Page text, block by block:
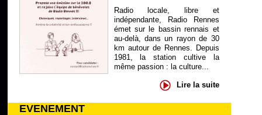
Radio locale, libre et
indépendante, Radio Rennes
émet sur le bassin rennais et
au-delà, dans un rayon de 30
km autour de Rennes. Depuis
1981, la station cultive la
même passion : la culture...
Lire la suite
EVENEMENT